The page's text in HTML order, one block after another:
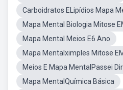
Carboidratos ELipídios Mapa
Mapa Mental Biologia Mitose
Mapa Mental Meios E6 Ano
Mapa Mentalximples Mitose
Meios E Mapa MentalPassei
Mapa MentalQuímica Básica